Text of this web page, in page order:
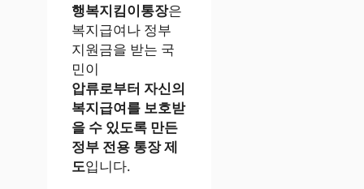
행복지킴이통장은
복지급여나 정부
지원금을 받는 국
민이
압류로부터 자신의
복지급여를 보호받
을 수 있도록 만든
정부 전용 통장 제
도입니다.